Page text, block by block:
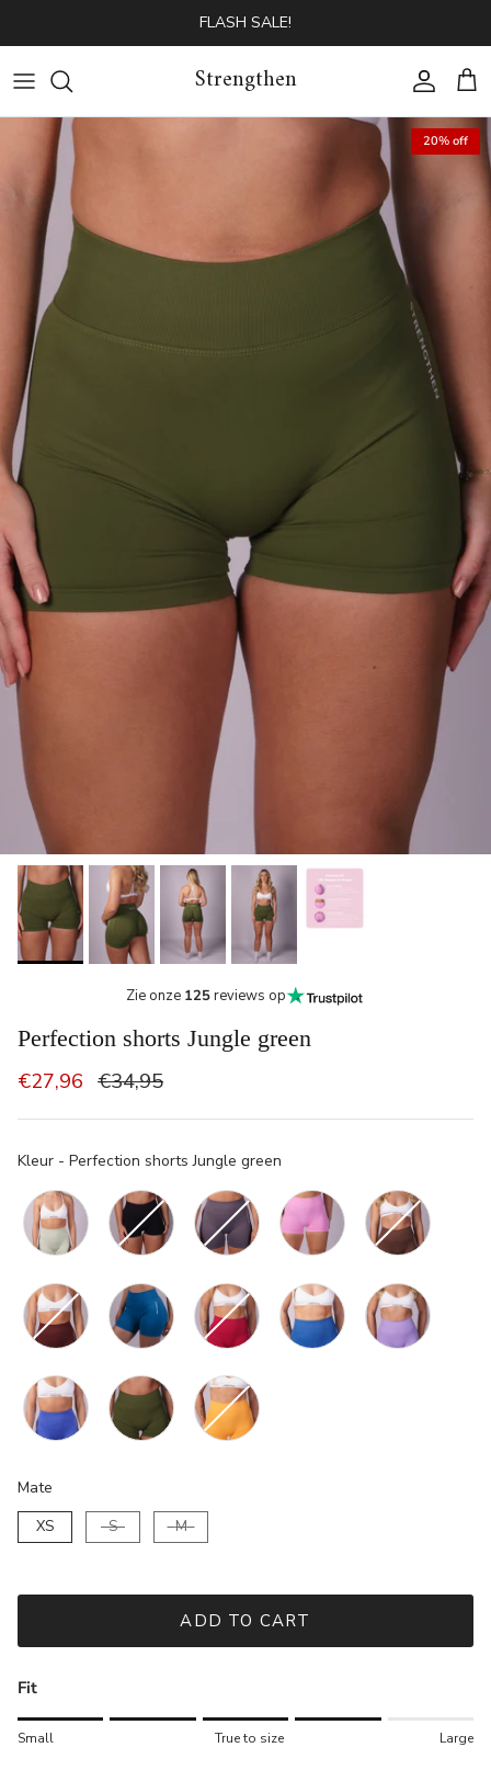
FLASH SALE!
Strengthen Account
Cart
20% off
Zie onze 125reviews op
Perfection shorts Jungle green
€27,96 €34,95
Kleur - Perfection shorts Jungle green
Mate
XS S M
ADD TO CART
Fit
Rating of 1 means Small.
Small True to size Large